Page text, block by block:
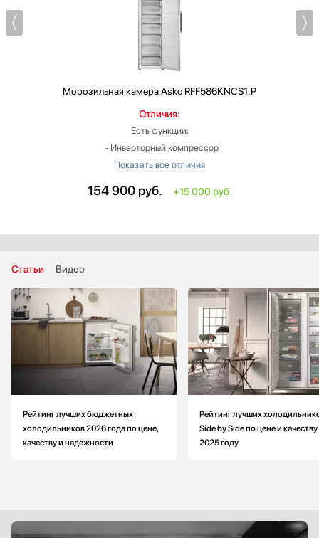
Морозильная камераAsko RFF586KNCS1.P
Отличия:
Есть функции:
‐ Инверторный компрессор
‐ Возможность перевешивания двери
Тип: отдельностоящий
Ширина: больше на 4 см
Индикация открытой двери: звуковая
154 900 руб. +15 000 руб.
Статьи Видео
Рейтинг лучших бюджетных
холодильников 2026 года по цене,
качеству и надежности
Рейтинг лучших
Side by Side по цене и качеству
2025 году